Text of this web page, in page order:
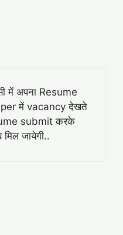
में अपना Resume
में vacancy देखते
submit करके
जायेगी..